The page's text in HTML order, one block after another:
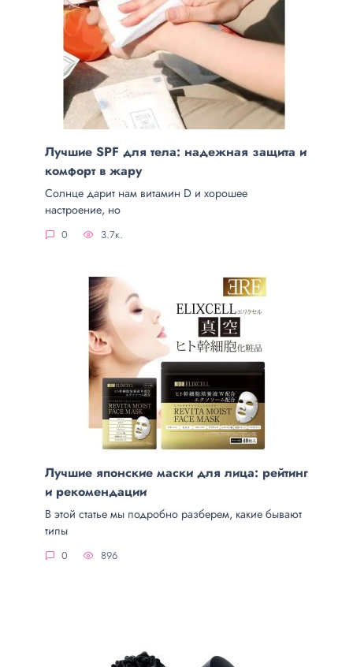
Лучшие SPF для тела: надежная защита и
комфорт в жару
Солнце дарит нам витамин D и хорошее
настроение, но
0 3.7к.
Лучшие японские маски для лица: рейтинг
и рекомендации
В этой статье мы подробно разберем, какие бывают
типы
0 896